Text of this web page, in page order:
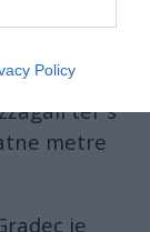
Policy
je močan
so
ter s
metre
je